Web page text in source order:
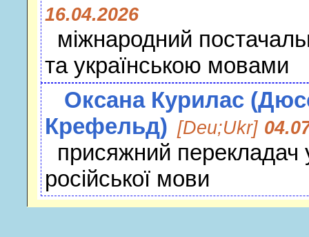
16.04.2026
міжнародний
та українською мовами
Оксана Курилас
Крефельд) [Deu;Ukr]
присяжний перекладач
російської мови